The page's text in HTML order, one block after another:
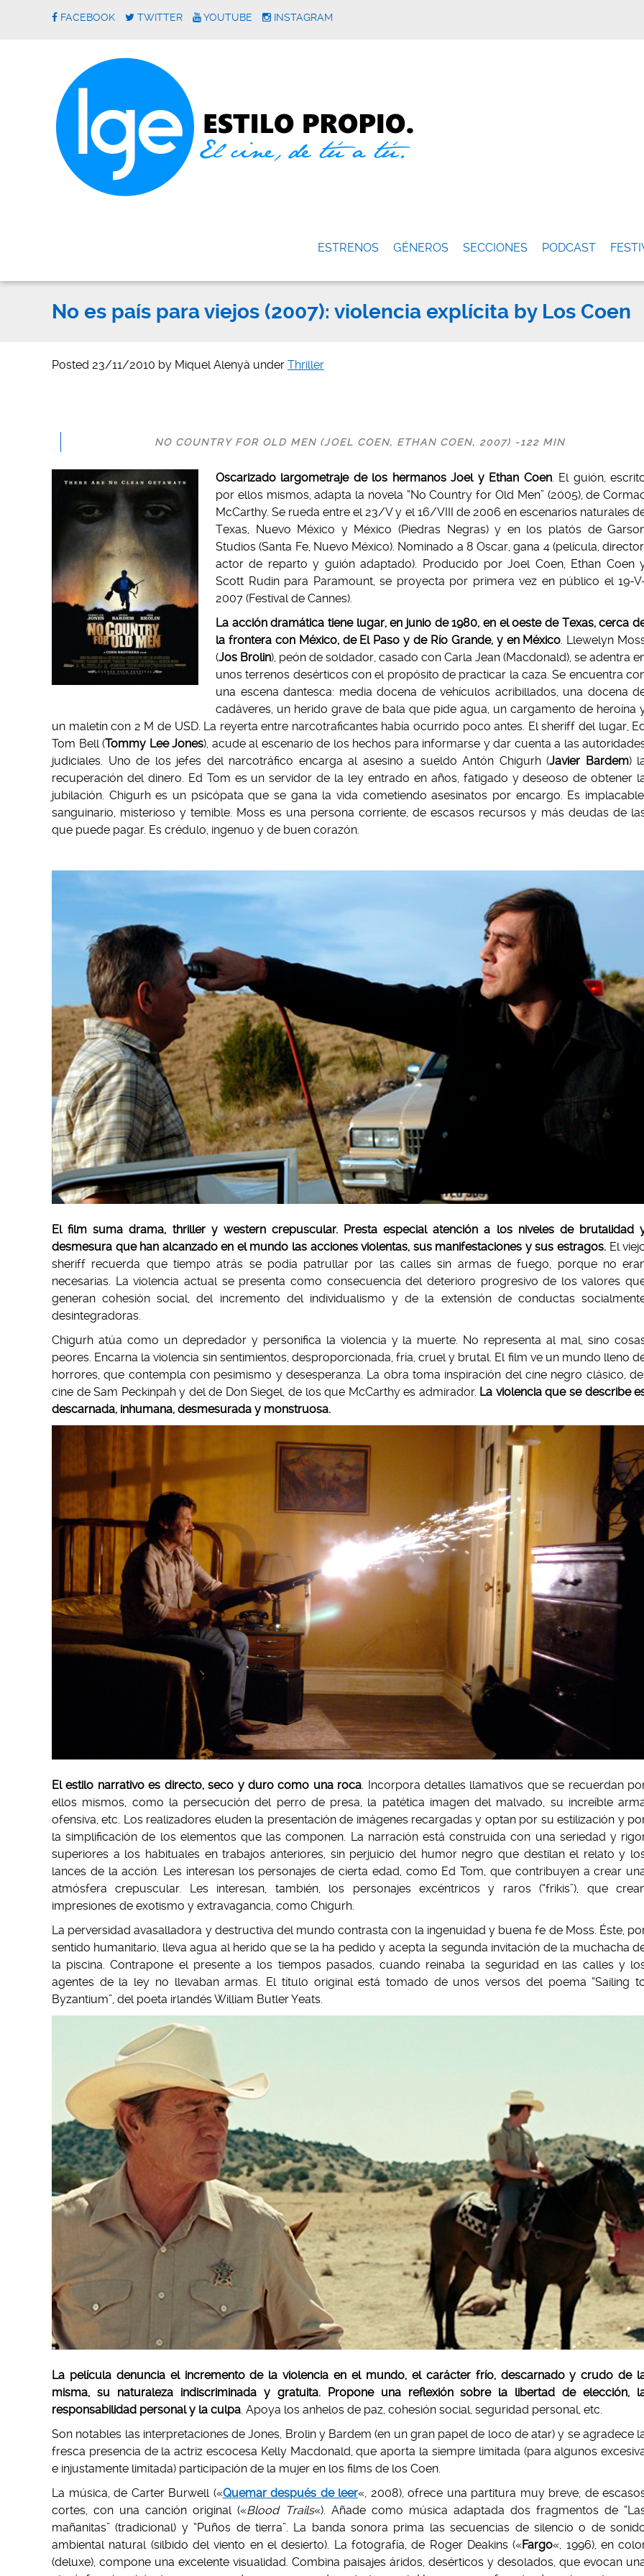
FACEBOOK TWITTER YOUTUBE INSTAGRAM
ESTRENOS GÉNEROS SECCIONES PODCAST
No es país para viejos (2007): violencia explícita by Los Coen
Posted 23/11/2010 by Miquel Alenyà under Thriller
NO COUNTRY FOR OLD MEN (JOEL COEN, ETHAN COEN, 2007) -122 MIN
Oscarizado largometraje de los hermanos Joel y Ethan Coen. El guión,
por ellos mismos, adapta la novela “No Country for Old Men” (2005), de
McCarthy. Se rueda entre el 23/V y el 16/VIII de 2006 en escenarios naturales
Texas, Nuevo México y México (Piedras Negras) y en los platós de
Studios (Santa Fe, Nuevo México). Nominado a 8 Oscar, gana 4 (película, director,
actor de reparto y guión adaptado). Producido por Joel Coen, Ethan Coen
Scott Rudin para Paramount, se proyecta por primera vez en público el 19-
2007 (Festival de Cannes).
La acción dramática tiene lugar, en junio de 1980, en el oeste de Texas, cerca
la frontera con México, de El Paso y de Río Grande, y en México . Llewelyn
(Jos Brolin), peón de soldador, casado con Carla Jean (Macdonald), se adentra
unos terrenos desérticos con el propósito de practicar la caza. Se encuentra
una escena dantesca: media docena de vehículos acribillados, una docena
cadáveres, un herido grave de bala que pide agua, un cargamento de heroína
un maletín con 2 M de USD. La reyerta entre narcotraficantes había ocurrido poco antes. El sheriff del lugar,
Tom Bell (Tommy Lee Jones), acude al escenario de los hechos para informarse y dar cuenta a las
judiciales. Uno de los jefes del narcotráfico encarga al asesino a sueldo Antón Chigurh (Javier Bardem)
recuperación del dinero. Ed Tom es un servidor de la ley entrado en años, fatigado y deseoso de obtener
jubilación. Chigurh es un psicópata que se gana la vida cometiendo asesinatos por encargo. Es implacable,
sanguinario, misterioso y temible. Moss es una persona corriente, de escasos recursos y más deudas de
que puede pagar. Es crédulo, ingenuo y de buen corazón.
El film suma drama, thriller y western crepuscular. Presta especial atención a los niveles de brutalidad
desmesura que han alcanzado en el mundo las acciones violentas, sus manifestaciones y sus estragos. El
sheriff recuerda que tiempo atrás se podía patrullar por las calles sin armas de fuego, porque no
necesarias. La violencia actual se presenta como consecuencia del deterioro progresivo de los valores
generan cohesión social, del incremento del individualismo y de la extensión de conductas
desintegradoras.
Chigurh atúa como un depredador y personifica la violencia y la muerte. No representa al mal, sino
peores. Encarna la violencia sin sentimientos, desproporcionada, fría, cruel y brutal. El film ve un mundo lleno
horrores, que contempla con pesimismo y desesperanza. La obra toma inspiración del cine negro clásico,
cine de Sam Peckinpah y del de Don Siegel, de los que McCarthy es admirador. La violencia que se describe
descarnada, inhumana, desmesurada y monstruosa.
El estilo narrativo es directo, seco y duro como una roca. Incorpora detalles llamativos que se recuerdan
ellos mismos, como la persecución del perro de presa, la patética imagen del malvado, su increíble
ofensiva, etc. Los realizadores eluden la presentación de imágenes recargadas y optan por su estilización y
la simplificación de los elementos que las componen. La narración está construida con una seriedad y
superiores a los habituales en trabajos anteriores, sin perjuicio del humor negro que destilan el relato y
lances de la acción. Les interesan los personajes de cierta edad, como Ed Tom, que contribuyen a crear
atmósfera crepuscular. Les interesan, también, los personajes excéntricos y raros (“frikis”), que
impresiones de exotismo y extravagancia, como Chigurh.
La perversidad avasalladora y destructiva del mundo contrasta con la ingenuidad y buena fe de Moss. Éste,
sentido humanitario, lleva agua al herido que se la ha pedido y acepta la segunda invitación de la muchacha
la piscina. Contrapone el presente a los tiempos pasados, cuando reinaba la seguridad en las calles y
agentes de la ley no llevaban armas. El título original está tomado de unos versos del poema “Sailing
Byzantium”, del poeta irlandés William Butler Yeats.
La película denuncia el incremento de la violencia en el mundo, el carácter frío, descarnado y crudo de
misma, su naturaleza indiscriminada y gratuita. Propone una reflexión sobre la libertad de elección,
responsabilidad personal y la culpa. Apoya los anhelos de paz, cohesión social, seguridad personal, etc.
Son notables las interpretaciones de Jones, Brolin y Bardem (en un gran papel de loco de atar) y se agradece
fresca presencia de la actriz escocesa Kelly Macdonald, que aporta la siempre limitada (para algunos
e injustamente limitada) participación de la mujer en los films de los Coen.
La música, de Carter Burwell («Quemar después de leer«, 2008), ofrece una partitura muy breve, de
cortes, con una canción original («Blood Trails«). Añade como música adaptada dos fragmentos de
mañanitas” (tradicional) y “Puños de tierra”. La banda sonora prima las secuencias de silencio o de
ambiental natural (silbido del viento en el desierto). La fotografía, de Roger Deakins («Fargo«, 1996), en
(deluxe), compone una excelente visualidad. Combina paisajes áridos, desérticos y desolados, que evocan